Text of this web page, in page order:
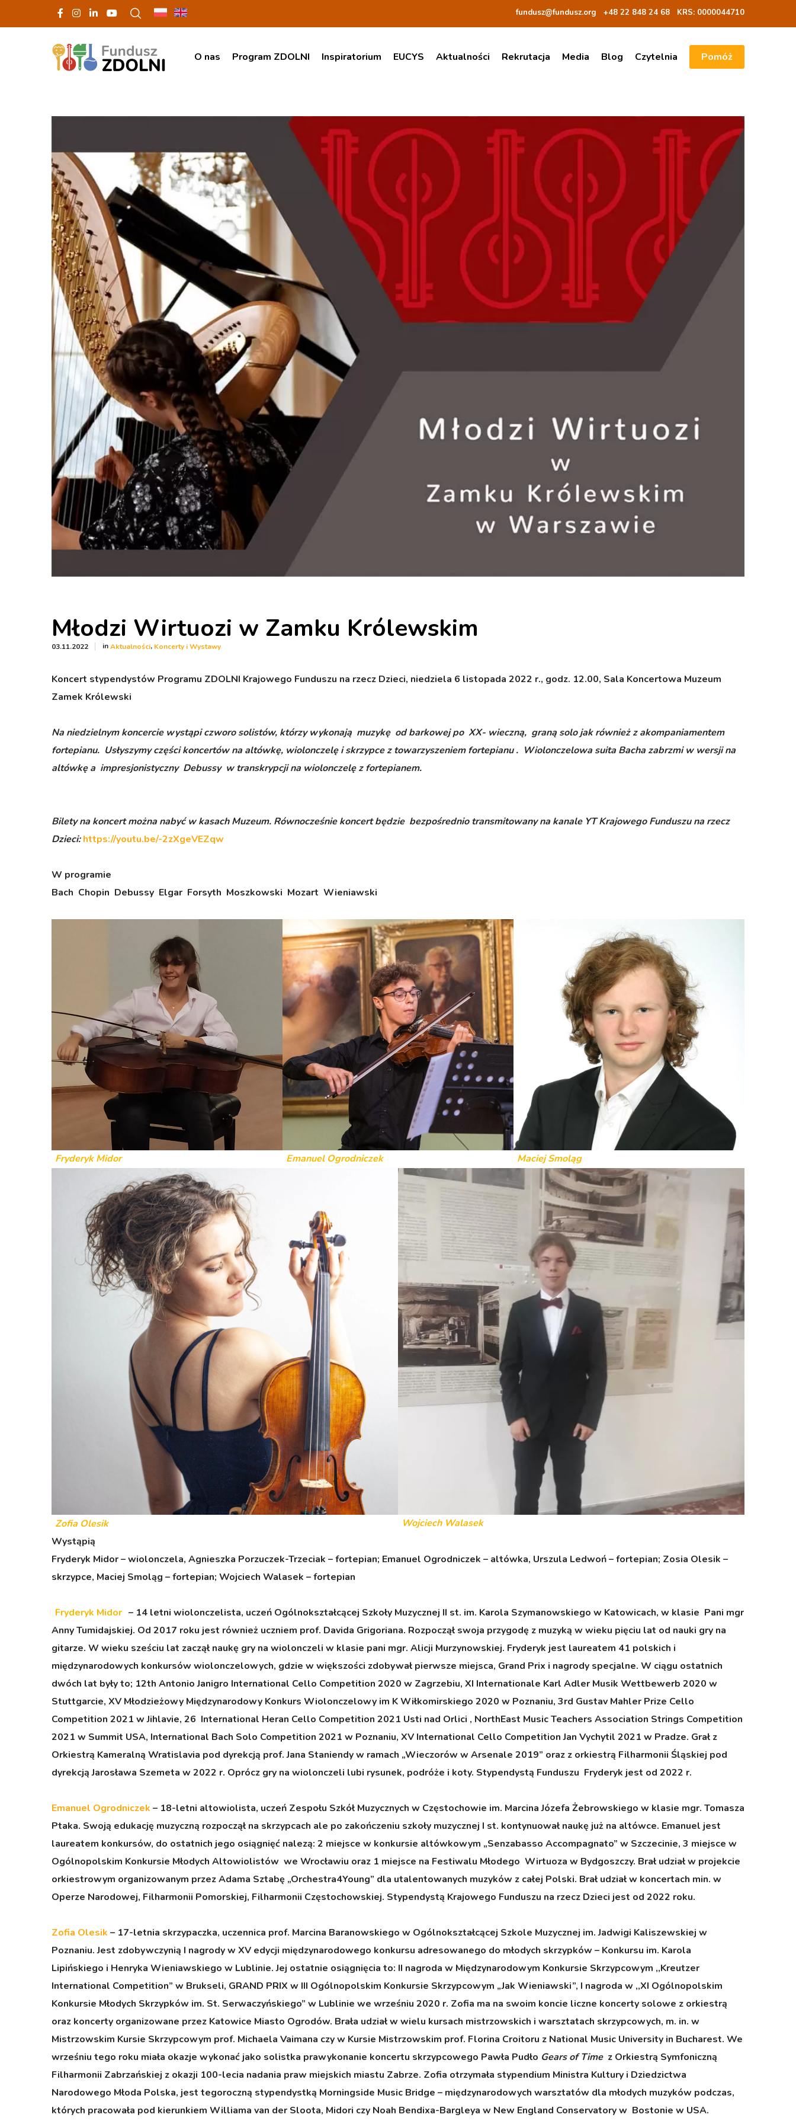
fundusz@fundusz.org +48 22 848 24 68 KRS: 0000044710
O nas Program ZDOLNI Inspiratorium EUCYS Aktualności Rekrutacja Media Blog Czytelnia Pomóż
Młodzi Wirtuozi w Zamku Królewskim
03.11.2022 inAktualności, Koncerty i Wystawy
Koncert stypendystów Programu ZDOLNI Krajowego Funduszu na rzecz Dzieci, niedziela 6 listopada 2022 r., godz. 12.00, Sala Koncertowa Muzeum
Zamek Królewski
Na niedzielnym koncercie wystąpi czworo solistów, którzy wykonają muzykę od barkowej po XX- wieczną, graną solo jak również z akompaniamentem
fortepianu. Usłyszymy części koncertów na altówkę, wiolonczelę i skrzypce z towarzyszeniem fortepianu . Wiolonczelowa suita Bacha zabrzmi w wersji na
altówkę a impresjonistyczny Debussy w transkrypcji na wiolonczelę z fortepianem.
Bilety na koncert można nabyć w kasach Muzeum. Równocześnie koncert będzie bezpośrednio transmitowany na kanale YT Krajowego Funduszu na rzecz
Dzieci: https://youtu.be/-2zXgeVEZqw
W programie
Bach Chopin Debussy Elgar Forsyth Moszkowski Mozart Wieniawski
Fryderyk Midor Emanuel Ogrodniczek Maciej Smoląg
Zofia Olesik
Wojciech Walasek
Wystąpią
Fryderyk Midor – wiolonczela, Agnieszka Porzuczek-Trzeciak – fortepian; Emanuel Ogrodniczek – altówka, Urszula Ledwoń – fortepian; Zosia Olesik –
skrzypce, Maciej Smoląg – fortepian; Wojciech Walasek – fortepian
Fryderyk Midor – 14 letni wiolonczelista, uczeń Ogólnokształcącej Szkoły Muzycznej II st. im. Karola Szymanowskiego w Katowicach, w klasie Pani mgr
Anny Tumidajskiej. Od 2017 roku jest również uczniem prof. Davida Grigoriana. Rozpoczął swoja przygodę z muzyką w wieku pięciu lat od nauki gry na
gitarze. W wieku sześciu lat zaczął naukę gry na wiolonczeli w klasie pani mgr. Alicji Murzynowskiej. Fryderyk jest laureatem 41 polskich i
międzynarodowych konkursów wiolonczelowych, gdzie w większości zdobywał pierwsze miejsca, Grand Prix i nagrody specjalne. W ciągu ostatnich
dwóch lat były to; 12th Antonio Janigro International Cello Competition 2020 w Zagrzebiu, XI Internationale Karl Adler Musik Wettbewerb 2020 w
Stuttgarcie, XV Młodzieżowy Międzynarodowy Konkurs Wiolonczelowy im K Wiłkomirskiego 2020 w Poznaniu, 3rd Gustav Mahler Prize Cello
Competition 2021 w Jihlavie, 26 International Heran Cello Competition 2021 Usti nad Orlici , NorthEast Music Teachers Association Strings Competition
2021 w Summit USA, International Bach Solo Competition 2021 w Poznaniu, XV International Cello Competition Jan Vychytil 2021 w Pradze. Grał z
Orkiestrą Kameralną Wratislavia pod dyrekcją prof. Jana Staniendy w ramach „Wieczorów w Arsenale 2019” oraz z orkiestrą Filharmonii Śląskiej pod
dyrekcją Jarosława Szemeta w 2022 r. Oprócz gry na wiolonczeli lubi rysunek, podróże i koty. Stypendystą Funduszu Fryderyk jest od 2022 r.
Emanuel Ogrodniczek – 18-letni altowiolista, uczeń Zespołu Szkół Muzycznych w Częstochowie im. Marcina Józefa Żebrowskiego w klasie mgr. Tomasza
Ptaka. Swoją edukację muzyczną rozpoczął na skrzypcach ale po zakończeniu szkoły muzycznej I st. kontynuował naukę już na altówce. Emanuel jest
laureatem konkursów, do ostatnich jego osiągnięć nalezą: 2 miejsce w konkursie altówkowym „Senzabasso Accompagnato” w Szczecinie, 3 miejsce w
Ogólnopolskim Konkursie Młodych Altowiolistów we Wrocławiu oraz 1 miejsce na Festiwalu Młodego Wirtuoza w Bydgoszczy. Brał udział w projekcie
orkiestrowym organizowanym przez Adama Sztabę „Orchestra4Young” dla utalentowanych muzyków z całej Polski. Brał udział w koncertach min. w
Operze Narodowej, Filharmonii Pomorskiej, Filharmonii Częstochowskiej. Stypendystą Krajowego Funduszu na rzecz Dzieci jest od 2022 roku.
Zofia Olesik – 17-letnia skrzypaczka, uczennica prof. Marcina Baranowskiego w Ogólnokształcącej Szkole Muzycznej im. Jadwigi Kaliszewskiej w
Poznaniu. Jest zdobywczynią I nagrody w XV edycji międzynarodowego konkursu adresowanego do młodych skrzypków – Konkursu im. Karola
Lipińskiego i Henryka Wieniawskiego w Lublinie. Jej ostatnie osiągnięcia to: II nagroda w Międzynarodowym Konkursie Skrzypcowym ,,Kreutzer
International Competition” w Brukseli, GRAND PRIX w III Ogólnopolskim Konkursie Skrzypcowym „Jak Wieniawski”, I nagroda w ,,XI Ogólnopolskim
Konkursie Młodych Skrzypków im. St. Serwaczyńskiego” w Lublinie we wrześniu 2020 r. Zofia ma na swoim koncie liczne koncerty solowe z orkiestrą
oraz koncerty organizowane przez Katowice Miasto Ogrodów. Brała udział w wielu kursach mistrzowskich i warsztatach skrzypcowych, m. in. w
Mistrzowskim Kursie Skrzypcowym prof. Michaela Vaimana czy w Kursie Mistrzowskim prof. Florina Croitoru z National Music University in Bucharest. We
wrześniu tego roku miała okazje wykonać jako solistka prawykonanie koncertu skrzypcowego Pawła Pudło Gears of Timez Orkiestrą Symfoniczną
Filharmonii Zabrzańskiej z okazji 100-lecia nadania praw miejskich miastu Zabrze. Zofia otrzymała stypendium Ministra Kultury i Dziedzictwa
Narodowego Młoda Polska, jest tegoroczną stypendystką Morningside Music Bridge – międzynarodowych warsztatów dla młodych muzyków podczas,
których pracowała pod kierunkiem Williama van der Sloota, Midori czy Noah Bendixa-Bargleya w New England Conservatory w Bostonie w USA.